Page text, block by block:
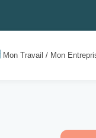
Mon Travail / Mon